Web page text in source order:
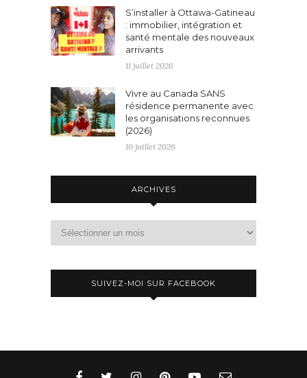
S’installer à Ottawa-Gatineau
: immobilier, intégration et
santé mentale des nouveaux
arrivants
11 juillet 2026
Vivre au Canada SANS
résidence permanente avec
les organisations reconnues
(2026)
10 juillet 2026
ARCHIVES
SUIVEZ-MOI SUR FACEBOOK